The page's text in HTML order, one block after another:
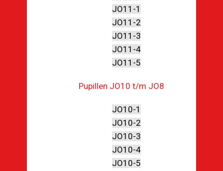
JO11-1
JO11-2
JO11-3
JO11-4
JO11-5
Pupillen JO10 t/m JO8
JO10-1
JO10-2
JO10-3
JO10-4
JO10-5